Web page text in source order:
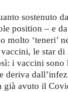
sostenuto
position – e
molto ‘teneri’
le star di
i vaccini sono
deriva
già avuto il